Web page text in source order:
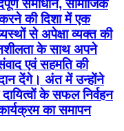
समाधान, सामाजिक
की दिशा में एक
से अपेक्षा व्यक्त की
के साथ अपने
एवं सहमति की
देंगे। अंत में उन्होंने
के सफल निर्वहन
का समापन